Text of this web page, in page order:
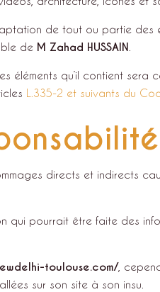
de tout ou partie des
de M Zahad HUSSAIN
qu’il contient sera
L.335-2 et suivants du
directs et indirects
qui pourrait être faite des
toulouse.com/,
sur son site à son insu.